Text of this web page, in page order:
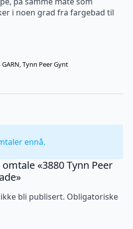
i noen grad fra fargebad til
GARN,Tynn Peer Gynt
ennå.
«3880 Tynn Peer
bli publisert. Obligatoriske